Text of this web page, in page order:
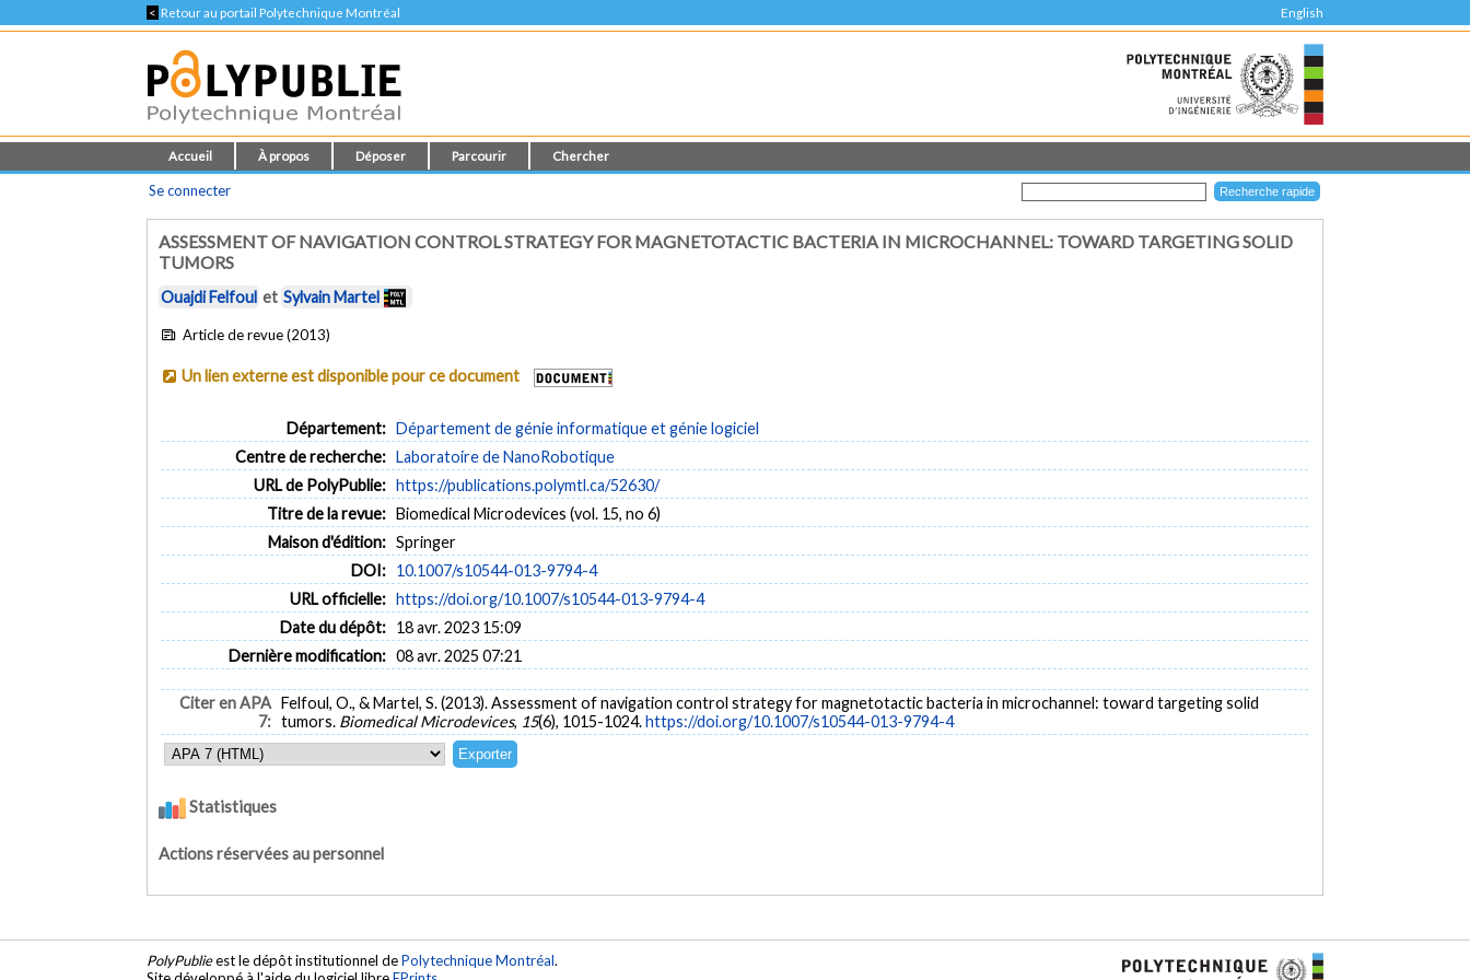
< Retour au portail Polytechnique Montréal English
Accueil À propos Déposer Parcourir Chercher
Se connecter
ASSESSMENT OF NAVIGATION CONTROL STRATEGY FOR MAGNETOTACTIC BACTERIA IN MICROCHANNEL: TOWARD TARGETING SOLID
TUMORS
Ouajdi Felfoul et Sylvain Martel
Article de revue (2013)
Un lien externe est disponible pour ce document
Département: Département de génie informatique et génie logiciel
Centre de recherche: Laboratoire de NanoRobotique
URL de PolyPublie: https://publications.polymtl.ca/52630/
Titre de la revue: Biomedical Microdevices (vol. 15, no 6)
Maison d'édition: Springer
DOI: 10.1007/s10544-013-9794-4
URL officielle: https://doi.org/10.1007/s10544-013-9794-4
Date du dépôt: 18 avr. 2023 15:09
Dernière modification: 08 avr. 2025 07:21
Citer en APA
7:
Felfoul, O., & Martel, S. (2013). Assessment of navigation control strategy for magnetotactic bacteria in microchannel: toward targeting solid
tumors. Biomedical Microdevices, 15(6), 1015-1024.https://doi.org/10.1007/s10544-013-9794-4
Statistiques
Actions réservées au personnel
PolyPublieest le dépôt institutionnel dePolytechnique Montréal.